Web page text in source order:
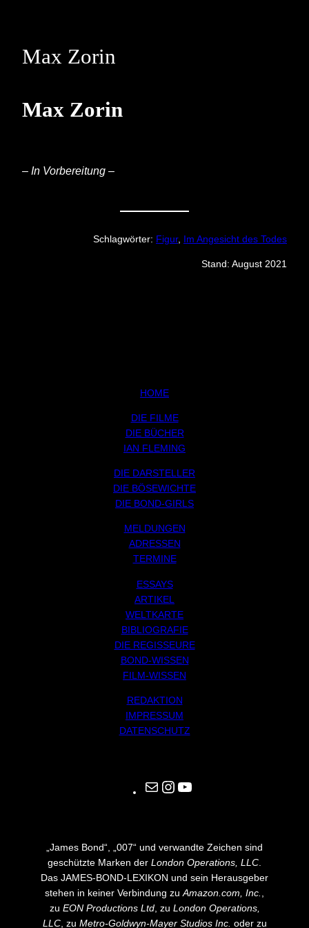
content
Max Zorin
Max Zorin
– In Vorbereitung –
Schlagwörter: Figur, Im Angesicht des Todes
Stand: August 2021
HOME
DIE FILME
DIE BÜCHER
IAN FLEMING
DIE DARSTELLER
DIE BÖSEWICHTE
DIE BOND-GIRLS
MELDUNGEN
ADRESSEN
TERMINE
ESSAYS
ARTIKEL
WELTKARTE
BIBLIOGRAFIE
DIE REGISSEURE
BOND-WISSEN
FILM-WISSEN
REDAKTION
IMPRESSUM
DATENSCHUTZ
Mail Instagram YouTube
„James Bond“, „007“ und verwandte Zeichen sind
geschützte Marken der London Operations, LLC
Das JAMES-BOND-LEXIKON und sein Herausgeber
stehen in keiner Verbindung zu Amazon.com, Inc.
zu EON Productions Ltd, zu London Operations,
LLC, zu Metro-Goldwyn-Mayer Studios Inc. oder zu